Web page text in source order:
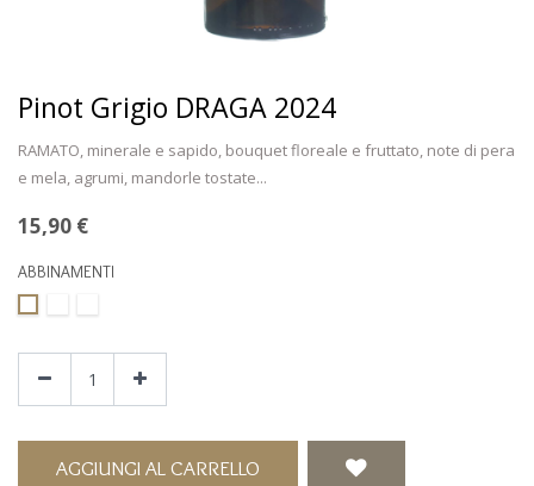
Pinot Grigio DRAGA 2024
RAMATO, minerale e sapido, bouquet floreale e fruttato, note di pera
e mela, agrumi, mandorle tostate...
15,90 €
ABBINAMENTI
AGGIUNGI AL CARRELLO